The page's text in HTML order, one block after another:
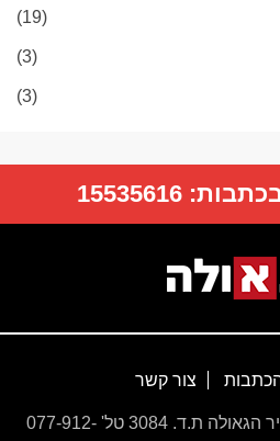
(19)
(3)
(3)
15535616
צור קשר
שד' עצמאות 67, בת ים, עיר הגאולה ת.ד. 3084 טל' 077-912-